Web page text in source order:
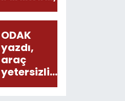
Devlet
Hastanesinde
sonuç aldı
ODAK
yazdı,
araç
yetersizliği
gündeme